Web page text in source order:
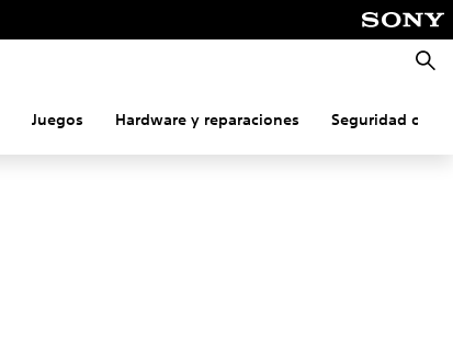
Juegos Hardware y reparaciones Seguridad